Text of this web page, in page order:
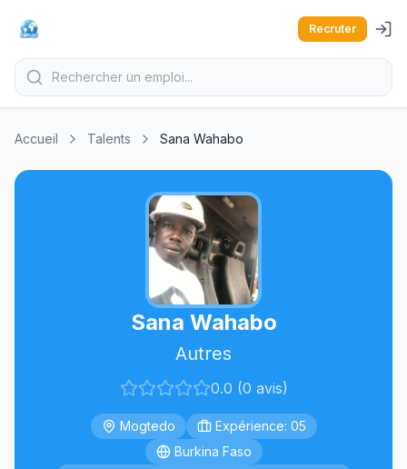
Recruter
Accueil Talents Sana Wahabo
Sana Wahabo
Autres
0.0 (0 avis)
Mogtedo
Expérience: 05
Burkina Faso